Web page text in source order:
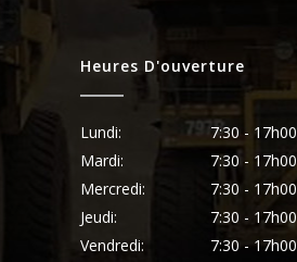
Heures D'ouverture
Lundi:
7:30 - 17h00
Mardi:
7:30 - 17h00
Mercredi:
7:30 - 17h00
Jeudi:
7:30 - 17h00
Vendredi:
7:30 - 17h00